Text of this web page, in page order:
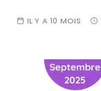
IL Y A 10 MOIS